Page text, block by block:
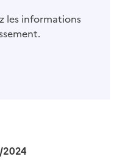
les informations